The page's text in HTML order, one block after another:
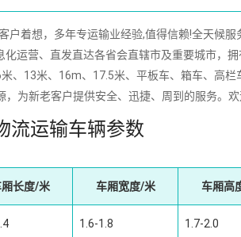
着想，多年专运输业经验,值得信赖!全天候服
运营、直发直达各省会直辖市及重要城市，
、13米、16m、17.5米、平板车、箱车、高
为新老客户提供安全、迅捷、周到的服务。
流运输车辆参数
长度/米 车厢宽度/米 车厢高
1.6-1.8 1.7-2.0